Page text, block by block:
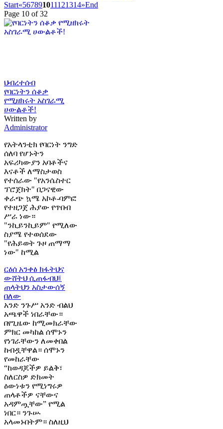
Start«567891011121314»End
Page 10 of 32
ህብረተሰብ
የባርነትን ሰቆቃ
የሚዘክሩት አስገራሚ
ሀውልቶች!
Written by
Administrator
የአትላንቲክ የባርነት ንግድ
ሰለባ የሆኑትን
አፍሪካውያን አባቶችና
እናቶች ለማስታወስ
የተሰራው "የአንሴስተር
ፕሮጀክት" በጋናዊው
ቀራጭ ኳሜ አኮቶ-ባምፎ
የተዘጋጀ ሕያው የጥበብ
ሥራ ነው።
"ንኪይንኪይም" የሚለው
ስያሜ የተወሰደው
"የሕይወት ጉዞ ጠማማ
ነው" ከሚል
ርዕሰ አንቀፅ ክፋትህና
ውሸትህ ሲጠፋብህ፤
ጠላትህን አስታውሰኝ
በለው
አንድ ንጉሥ አንድ ብልህ
አጫዋች ነበራቸው።
በየጊዜው ከሚመክራቸው
ምክር መካከል ሰሞኑን
የነገራቸውን ለመቀበል
ከብዷቸዋል። ሰሞኑን
የመከራቸው
“ከወዳጆችዎ ይልቅ፣
ስለርስዎ ድክመት
ዕውነቱን የሚነግሩዎ
ጠላቶችዎ ናቸውና
አዳምጧቸው” የሚል
ነበር። ንጉሡ
አላመኑበትም። ስለዚህ